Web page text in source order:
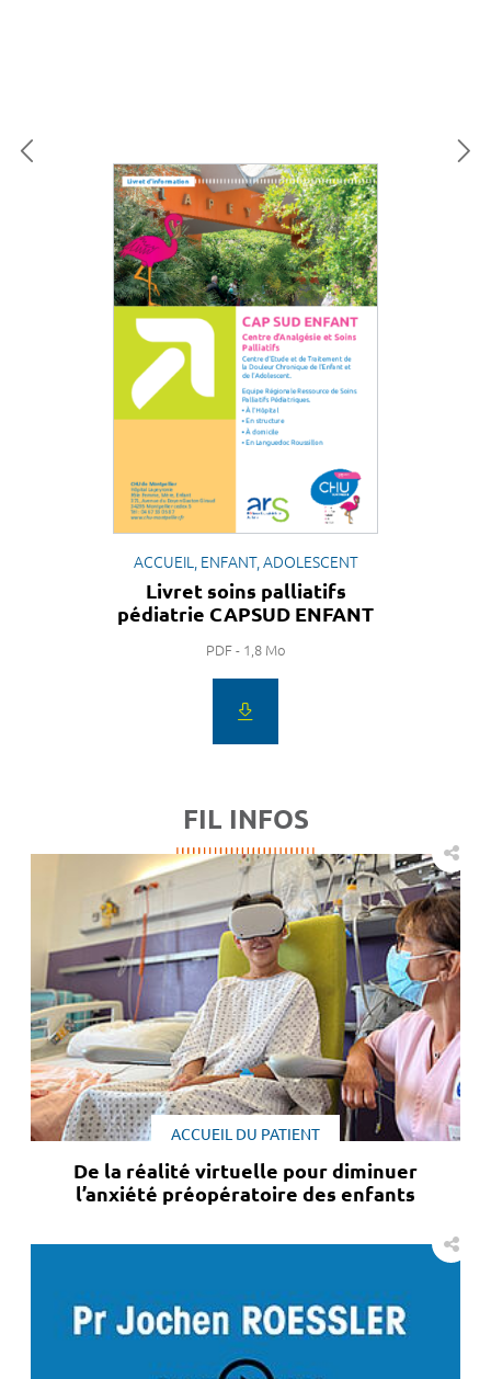
ACCUEIL, ENFANT, ADOLESCENT
Livret soins palliatifs
pédiatrie CAPSUD ENFANT
PDF - 1,8 Mo
FIL INFOS
ACCUEIL DU PATIENT
De la réalité virtuelle pour diminuer
l’anxiété préopératoire des enfants